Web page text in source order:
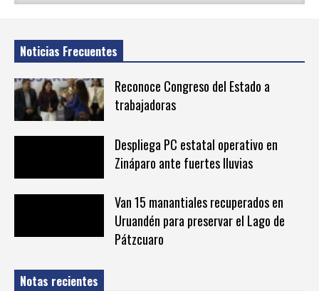
Noticias Frecuentes
Reconoce Congreso del Estado a
trabajadoras
Despliega PC estatal operativo en
Zináparo ante fuertes lluvias
Van 15 manantiales recuperados en
Uruandén para preservar el Lago de
Pátzcuaro
Notas recientes